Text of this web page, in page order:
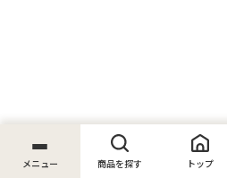
メニュー 商品を探す トップ